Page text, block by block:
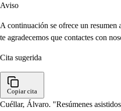
Aviso
A continuación se ofrece un
te agradecemos que contactes con
Cita sugerida
Copiar cita
Cuéllar, Álvaro. "Resúmenes